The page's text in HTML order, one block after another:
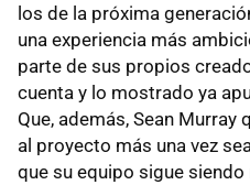
los de la próxima
una experiencia más
parte de sus propios
cuenta y lo mostrado ya
Que, además, Sean Murray
al proyecto más una vez
que su equipo sigue